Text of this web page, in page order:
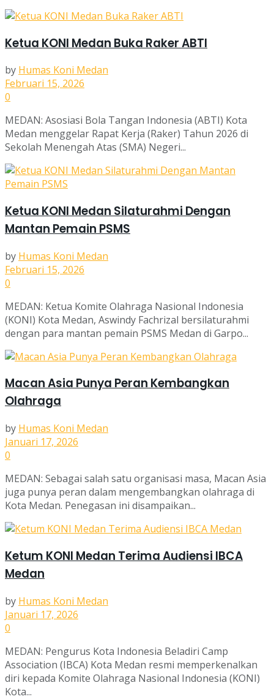
Ketua KONI Medan Buka Raker ABTI
by Humas Koni Medan
Februari 15, 2026
0
MEDAN: Asosiasi Bola Tangan Indonesia (ABTI) Kota
Medan menggelar Rapat Kerja (Raker) Tahun 2026 di
Sekolah Menengah Atas (SMA) Negeri...
Ketua KONI Medan Silaturahmi Dengan
Mantan Pemain PSMS
by Humas Koni Medan
Februari 15, 2026
0
MEDAN: Ketua Komite Olahraga Nasional Indonesia
(KONI) Kota Medan, Aswindy Fachrizal bersilaturahmi
dengan para mantan pemain PSMS Medan di Garpo...
Macan Asia Punya Peran Kembangkan
Olahraga
by Humas Koni Medan
Januari 17, 2026
0
MEDAN: Sebagai salah satu organisasi masa, Macan Asia
juga punya peran dalam mengembangkan olahraga di
Kota Medan. Penegasan ini disampaikan...
Ketum KONI Medan Terima Audiensi IBCA
Medan
by Humas Koni Medan
Januari 17, 2026
0
MEDAN: Pengurus Kota Indonesia Beladiri Camp
Association (IBCA) Kota Medan resmi memperkenalkan
diri kepada Komite Olahraga Nasional Indonesia (KONI)
Kota...